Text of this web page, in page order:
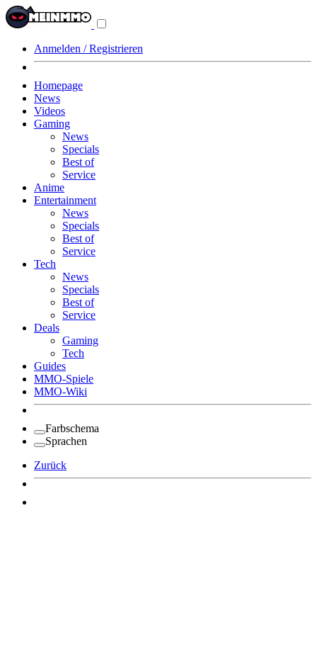
Anmelden / Registrieren
Homepage
News
Videos
Gaming
News
Specials
Best of
Service
Anime
Entertainment
News
Specials
Best of
Service
Tech
News
Specials
Best of
Service
Deals
Gaming
Tech
Guides
MMO-Spiele
MMO-Wiki
Farbschema
Sprachen
Zurück